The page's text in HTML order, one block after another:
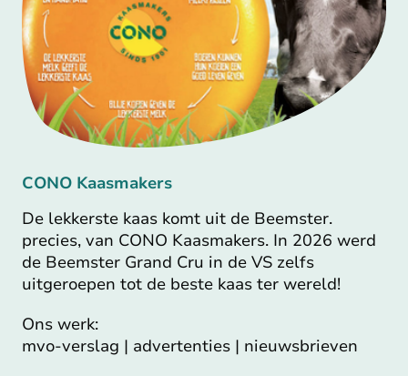
CONO Kaasmakers
De lekkerste kaas komt uit de Beemster.
precies, van CONO Kaasmakers. In 2026 werd
de Beemster Grand Cru in de VS zelfs
uitgeroepen tot de beste kaas ter wereld!
Ons werk:
mvo-verslag | advertenties | nieuwsbrieven